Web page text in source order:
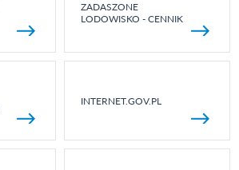
ZADASZONE
LODOWISKO - CENNIK
INTERNET.GOV.PL